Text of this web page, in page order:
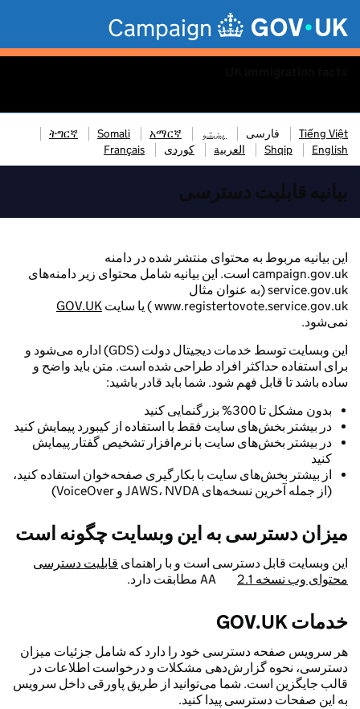
Campaign
Tiếng Việt فارسی پښتو አማርኛ
Somali
ትግርኛ
English
Shqip العربية کوردی Français
بیانیه قابلیت دسترسی
این بیانیه مربوط به محتوای منتشر شده در دامنه
campaign.gov.uk است. این بیانیه شامل محتوای زیر دامنه‌های
service.gov.uk (به عنوان مثال
www.registertovote.service.gov.uk ) یا سایت
GOV.UK
نمی‌شود.
این وبسایت توسط خدمات دیجیتال دولت (GDS) اداره می‌شود و
برای استفاده حداکثر افراد طراحی شده است. متن باید واضح و
ساده باشد تا قابل فهم شود. شما باید قادر باشید:
بدون مشکل تا 300% بزرگنمایی کنید
در بیشتر بخش‌های سایت فقط با استفاده از کیبورد پیمایش کنید
در بیشتر بخش‌های سایت با نرم‌افزار تشخیص گفتار پیمایش
کنید
از بیشتر بخش‌های سایت با بکارگیری صفحه‌خوان استفاده کنید،
(از جمله آخرین نسخه‌های JAWS، NVDA و VoiceOver)
میزان دسترسی به این وبسایت چگونه است
این وبسایت قابل دسترسی است و با راهنمای قابلیت دسترسی
محتوای وب نسخه 2.1
خدمات GOV.UK
هر سرویس صفحه دسترسی خود را دارد که شامل جزئیات میزان
دسترسی، نحوه گزارش‌دهی مشکلات و درخواست اطلاعات در
قالب جایگزین است. شما می‌توانید از طریق پاورقی داخل سرویس
به این صفحات دسترسی پیدا کنید.